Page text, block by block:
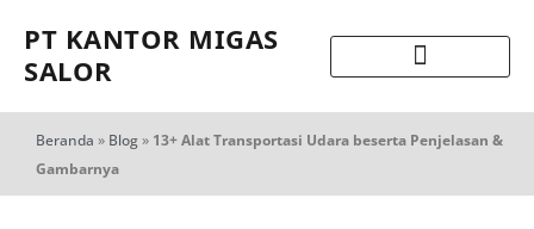
PT KANTOR MIGAS
SALOR
Beranda » Blog» 13+ Alat Transportasi Udara beserta Penjelasan &
Gambarnya